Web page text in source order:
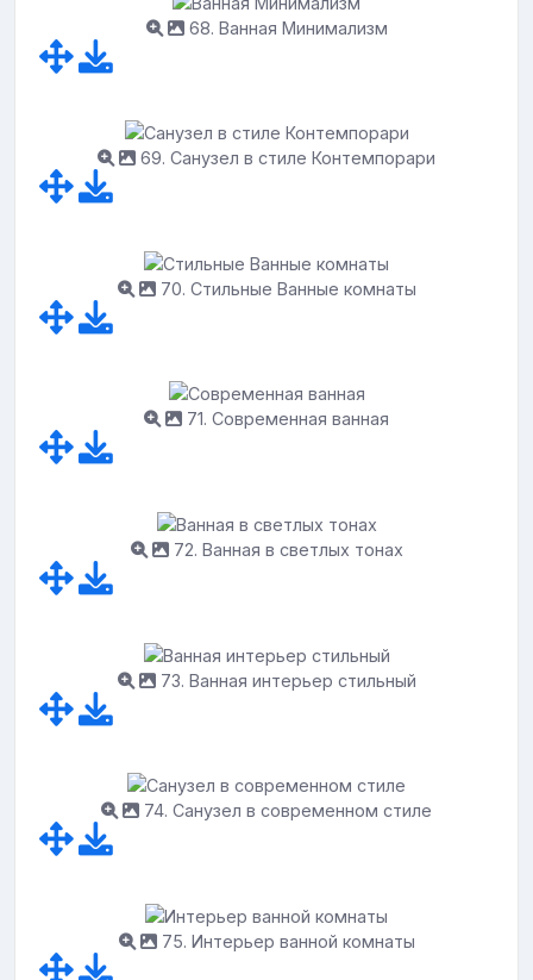
68. Ванная Минимализм
69. Санузел в стиле Контемпорари
70. Стильные Ванные комнаты
71. Современная ванная
72. Ванная в светлых тонах
73. Ванная интерьер стильный
74. Санузел в современном стиле
75. Интерьер ванной комнаты